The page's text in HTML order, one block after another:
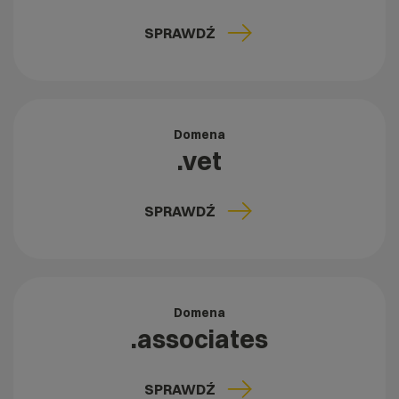
SPRAWDŹ
Domena
.vet
SPRAWDŹ
Domena
.associates
SPRAWDŹ